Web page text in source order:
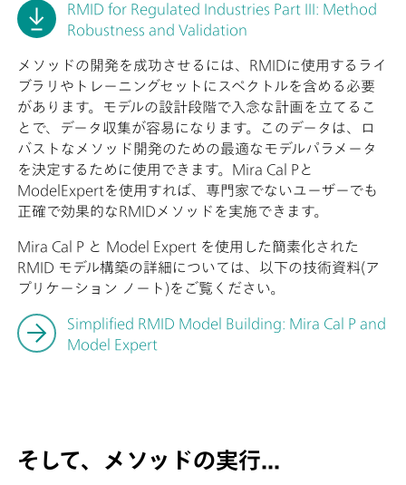
RMID for Regulated Industries Part III: Method
Robustness and Validation
メソッドの開発を成功させるには、RMIDに使用するライ
ブラリやトレーニングセットにスペクトルを含める必要
があります。モデルの設計段階で入念な計画を立てるこ
とで、データ収集が容易になります。このデータは、ロ
バストなメソッド開発のための最適なモデルパラメータ
を決定するために使用できます。Mira Cal Pと
ModelExpertを使用すれば、専門家でないユーザーでも
正確で効果的なRMIDメソッドを実施できます。
Mira Cal P と Model Expert を使用した簡素化された
RMID モデル構築の詳細については、以下の技術資料(ア
プリケーション ノート)をご覧ください。
Simplified RMID Model Building: Mira Cal P and
Model Expert
そして、メソッドの実行...